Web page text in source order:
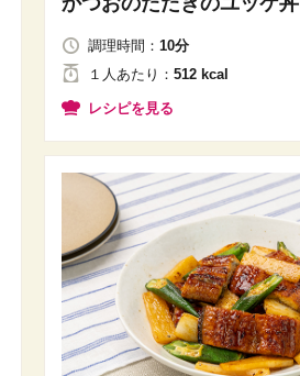
調理時間： 10分
１人あたり ： 512 kcal
レシピを見る